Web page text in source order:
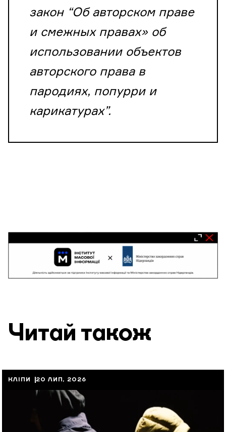
закон “Об авторском праве
и смежных правах» об
использовании объектов
авторского права в
пародиях, попурри и
карикатурах”.
Читай також
КЛІПИ 20 ЛИП, 2026